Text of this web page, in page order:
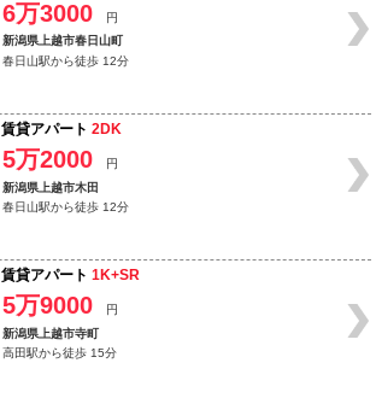
6万3000
円
新潟県上越市春日山町
春日山駅から徒歩 12分
賃貸アパート 2DK
5万2000
円
新潟県上越市木田
春日山駅から徒歩 12分
賃貸アパート 1K+SR
5万9000
円
新潟県上越市寺町
高田駅から徒歩 15分